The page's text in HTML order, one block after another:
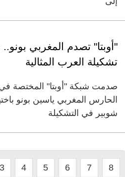
"أوبتا" تصدم المغربي
تشكيلة العرب المثالية
صدمت شبكة "أوبتا" المختصة
الحارس المغربي ياسين بونو
شوبير في التشكيلة
3 4 5 6 7 8